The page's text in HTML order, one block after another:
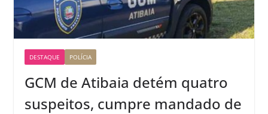
DESTAQUE POLÍCIA
GCM de Atibaia detém quatro
suspeitos, cumpre mandado de